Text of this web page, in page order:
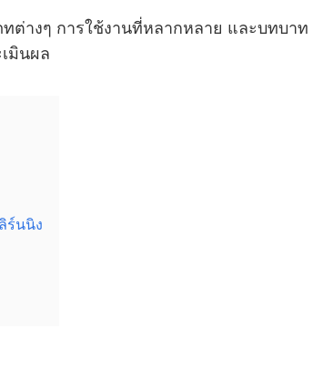
ทต่างๆ การใช้งานที่หลากหลาย และบทบาท
มินผล
ร์นนิง